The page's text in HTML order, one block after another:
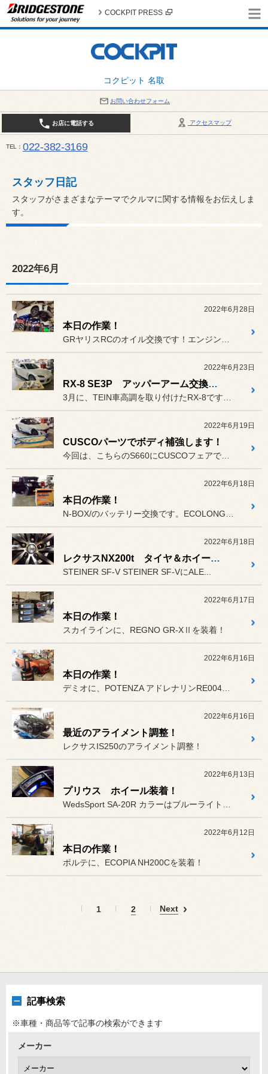
コクピット 名取
COCKPIT PRESS
お問い合わせフォーム
アクセスマップ
お店に電話する
TEL 022-382-3169
スタッフ日記
スタッフがさまざまなテーマでクルマに関する情報をお伝えしま
す。
2022年6月
2022年6月28日
本日の作業！
2022年6月23日
RX-8 SE3P アッパーアーム交換します！
2022年6月19日
CUSCOパーツでボディ補強します！
2022年6月18日
本日の作業！
2022年6月18日
レクサスNX200t タイヤ＆ホイール装着します！
STEINER SF-V STEINER SF-VにALE...
2022年6月17日
本日の作業！
スカイラインに、REGNO GR-XⅡを装着！
2022年6月16日
本日の作業！
2022年6月16日
最近のアライメント調整！
レクサスIS250のアライメント調整！
2022年6月13日
プリウス ホイール装着！
2022年6月12日
本日の作業！
ポルテに、ECOPIA NH200Cを装着！
1 2 Next
記事検索
※車種・商品等で記事の検索ができます
メーカー